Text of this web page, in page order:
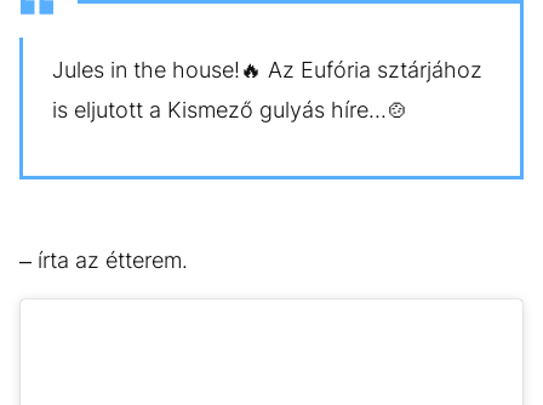
Jules in the house!🔥 Az Eufória sztárjához
is eljutott a Kismező gulyás híre...🍲
– írta az étterem.